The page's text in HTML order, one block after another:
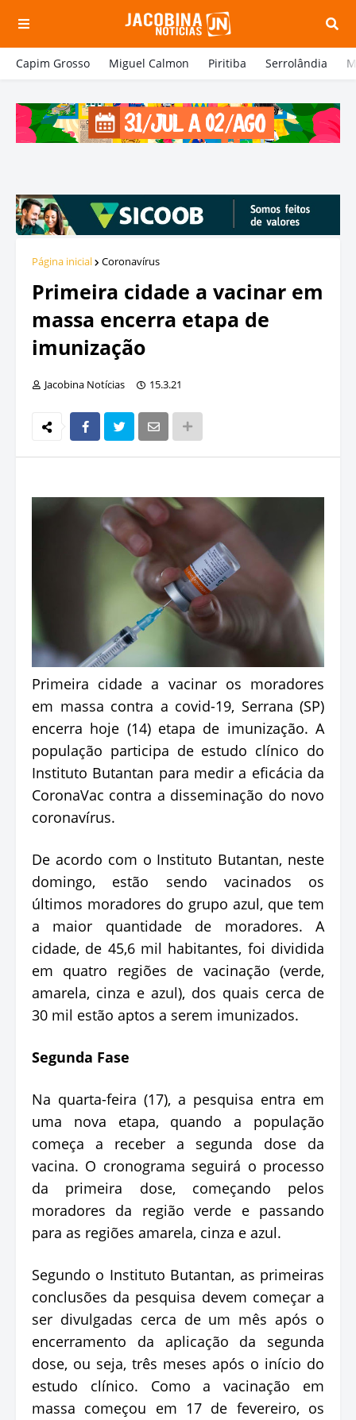
Capim Grosso Miguel Calmon Piritiba Serrolândia
Página inicial Coronavírus
Primeira cidade a vacinar em
massa encerra etapa de
imunização
Jacobina Notícias 15.3.21
Primeira cidade a vacinar os moradores
em massa contra a covid-19, Serrana (SP)
encerra hoje (14) etapa de imunização. A
população participa de estudo clínico do
Instituto Butantan para medir a eficácia da
CoronaVac contra a disseminação do novo
coronavírus.
De acordo com o Instituto Butantan, neste
domingo, estão sendo vacinados os
últimos moradores do grupo azul, que tem
a maior quantidade de moradores. A
cidade, de 45,6 mil habitantes, foi dividida
em quatro regiões de vacinação (verde,
amarela, cinza e azul), dos quais cerca de
30 mil estão aptos a serem imunizados.
Segunda Fase
Na quarta-feira (17), a pesquisa entra em
uma nova etapa, quando a população
começa a receber a segunda dose da
vacina. O cronograma seguirá o processo
da primeira dose, começando pelos
moradores da região verde e passando
para as regiões amarela, cinza e azul.
Segundo o Instituto Butantan, as primeiras
conclusões da pesquisa devem começar a
ser divulgadas cerca de um mês após o
encerramento da aplicação da segunda
dose, ou seja, três meses após o início do
estudo clínico. Como a vacinação em
massa começou em 17 de fevereiro, os